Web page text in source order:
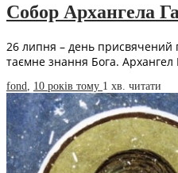
Собор Архангела
26 липня – день присвячений
таємне знання Бога.
fond 10 років тому 1 хв. читати